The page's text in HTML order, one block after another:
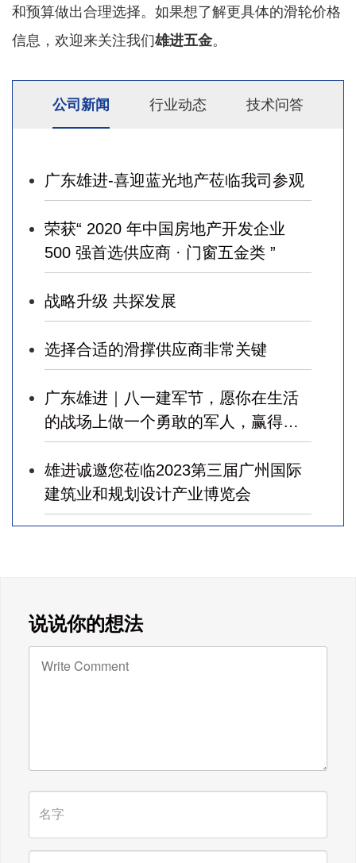
和预算做出合理选择。如果想了解更具体的滑轮价格
信息，欢迎来关注我们雄进五金。
公司新闻 行业动态 技术问答
广东雄进-喜迎蓝光地产莅临我司参观
荣获“ 2020 年中国房地产开发企业
500 强首选供应商 · 门窗五金类 ”
战略升级 共探发展
选择合适的滑撑供应商非常关键
广东雄进｜八一建军节，愿你在生活
的战场上做一个勇敢的军人，赢得幸
福！
雄进诚邀您莅临2023第三届广州国际
建筑业和规划设计产业博览会
广东雄进｜教师节到了，祝节日健康
快乐!天下老师们身体健康!
说说你的想法